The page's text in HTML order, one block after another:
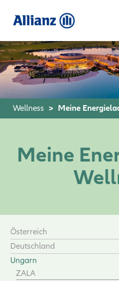
content
Wellness Meine
Meine
Österreich
Deutschland
Ungarn
ZALA